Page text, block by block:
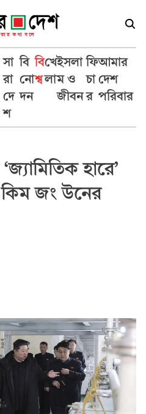
সা
রা
দে
শ
বি
নো
দন
বি
শ্ব
খে
লা
ইসলা
ম ও
জীবন
ফি
চা
র
আমার
দেশ
পরিবার
হারে’
জং উনের